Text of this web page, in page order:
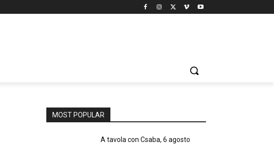
MOST POPULAR
A tavola con Csaba, 6 agosto